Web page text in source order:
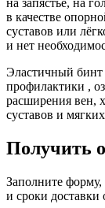
в качестве
суставов или
и нет
Эластичный бинт
профилактики ,
расширения вен,
суставов и
Получить
Заполните
и сроки доставки